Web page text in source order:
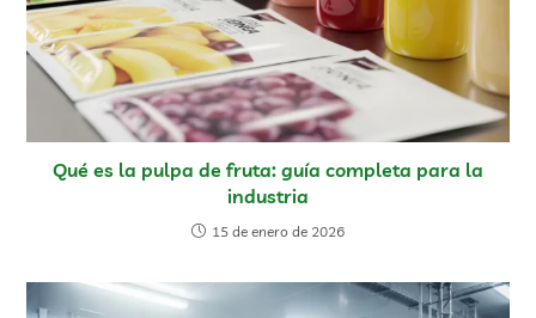
Qué es la pulpa de fruta: guía completa para la
industria
15 de enero de 2026